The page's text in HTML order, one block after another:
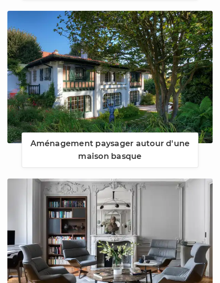
Aménagement paysager autour d'une
maison basque